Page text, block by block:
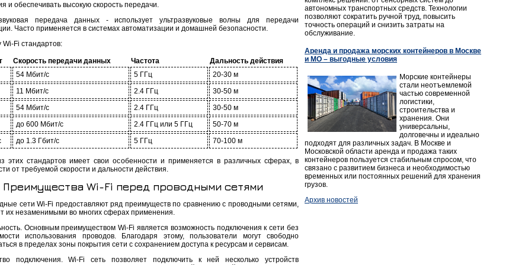
и обеспечивать высокую скорость передачи.
передача данных - использует ультразвуковые волны для передачи
Часто применяется в системах автоматизации и домашней безопасности.
Wi-Fi стандартов:
Скорость передачи данных Частота
Дальность действия
54 Мбит/с
5 ГГц
20-30 м
11 Мбит/с
2.4 ГГц
30-50 м
54 Мбит/с
2.4 ГГц
30-50 м
до 600 Мбит/с
2.4 ГГц или 5 ГГц
50-70 м
до 1.3 Гбит/с 5 ГГц 70-100 м
этих стандартов имеет свои особенности и применяется в различных сферах, в
от требуемой скорости и дальности действия.
Преимущества Wi-Fi перед проводными сетями
сети Wi-Fi предоставляют ряд преимуществ по сравнению с проводными сетями,
их незаменимыми во многих сферах применения.
Основным преимуществом Wi-Fi является возможность подключения к сети без
использования проводов. Благодаря этому, пользователи могут свободно
в пределах зоны покрытия сети с сохранением доступа к ресурсам и сервисам.
подключения. Wi-Fi сеть позволяет подключить к ней несколько устройств
автономных транспортных средств. Технологии
позволяют сократить ручной труд, повысить
точность операций и снизить затраты на
обслуживание.
Аренда и продажа морских контейнеров в Москве
и МО – выгодные условия
Морские контейнеры
стали неотъемлемой
частью современной
логистики,
строительства и
хранения. Они
универсальны,
долговечны и идеально
подходят для различных задач. В Москве и
Московской области аренда и продажа таких
контейнеров пользуется стабильным спросом, что
связано с развитием бизнеса и необходимостью
временных или постоянных решений для хранения
грузов.
Архив новостей